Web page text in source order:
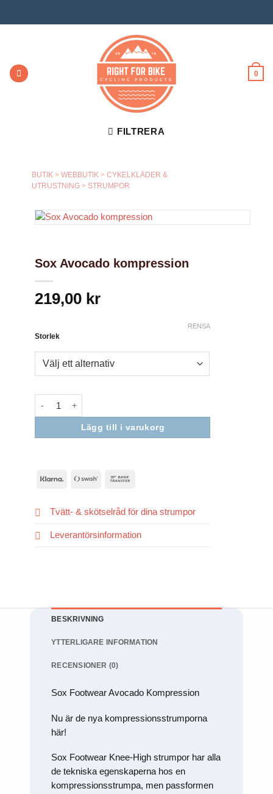
0
FILTRERA
BUTIK > WEBBUTIK > CYKELKLÄDER &
UTRUSTNING > STRUMPOR
Sox Avocado kompression
219,00 kr
Storlek
RENSA
Lägg till i varukorg
Klarna
Swish
Tvätt- & skötselråd för dina strumpor
Leverantörsinformation
BESKRIVNING
YTTERLIGARE INFORMATION
RECENSIONER (0)
Sox Footwear Avocado Kompression
Nu är de nya kompressionsstrumporna
här!
Sox Footwear Knee-High strumpor har alla
de tekniska egenskaperna hos en
kompressionsstrumpa, men passformen
Dessa kakor
att hemsidan
uppbyggnad,
baserat på
hemsidan
Upplevelse
prestera så
nekar de här